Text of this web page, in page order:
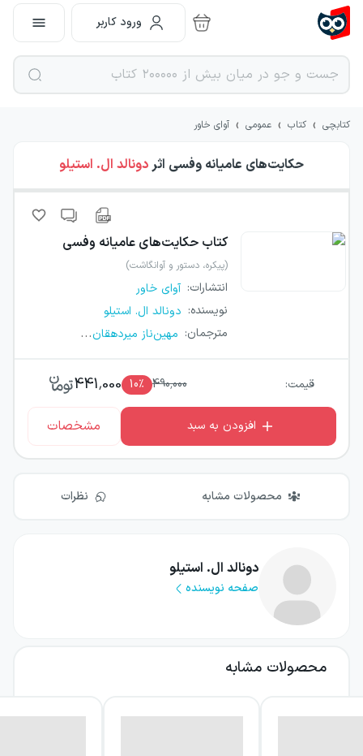
ورود کاربر
کتابچی › کتاب › عمومی › آوای خاور
حکایت‌های عامیانه وفسی اثردونالد ال. استیلو
کتاب حکایت‌های عامیانه وفسی
(پیکره، دستور و آوانگاشت)
انتشارات: آوای خاور
نویسنده: دونالد ال. استیلو
مترجمان: مهین‌ناز میردهقان...
قیمت: 490,000
10٪ 441,000
افزودن به سبد مشخصات
محصولات مشابه نظرات
دونالد ال. استیلو
صفحه نویسنده
محصولات مشابه